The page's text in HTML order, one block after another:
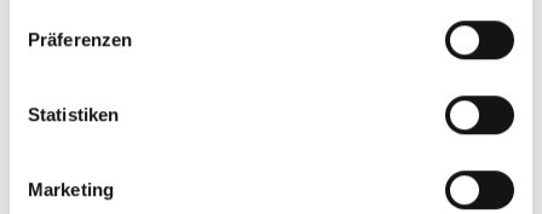
Präferenzen
Statistiken
Marketing